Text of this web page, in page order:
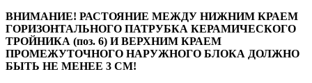
ВНИМАНИЕ! РАСТОЯНИЕ МЕЖДУ НИЖНИМ КРАЕМ
ГОРИЗОНТАЛЬНОГО ПАТРУБКА КЕРАМИЧЕСКОГО
ТРОЙНИКА (поз. 6) И ВЕРХНИМ КРАЕМ
ПРОМЕЖУТОЧНОГО НАРУЖНОГО БЛОКА ДОЛЖНО
БЫТЬ НЕ МЕНЕЕ 3 СМ!